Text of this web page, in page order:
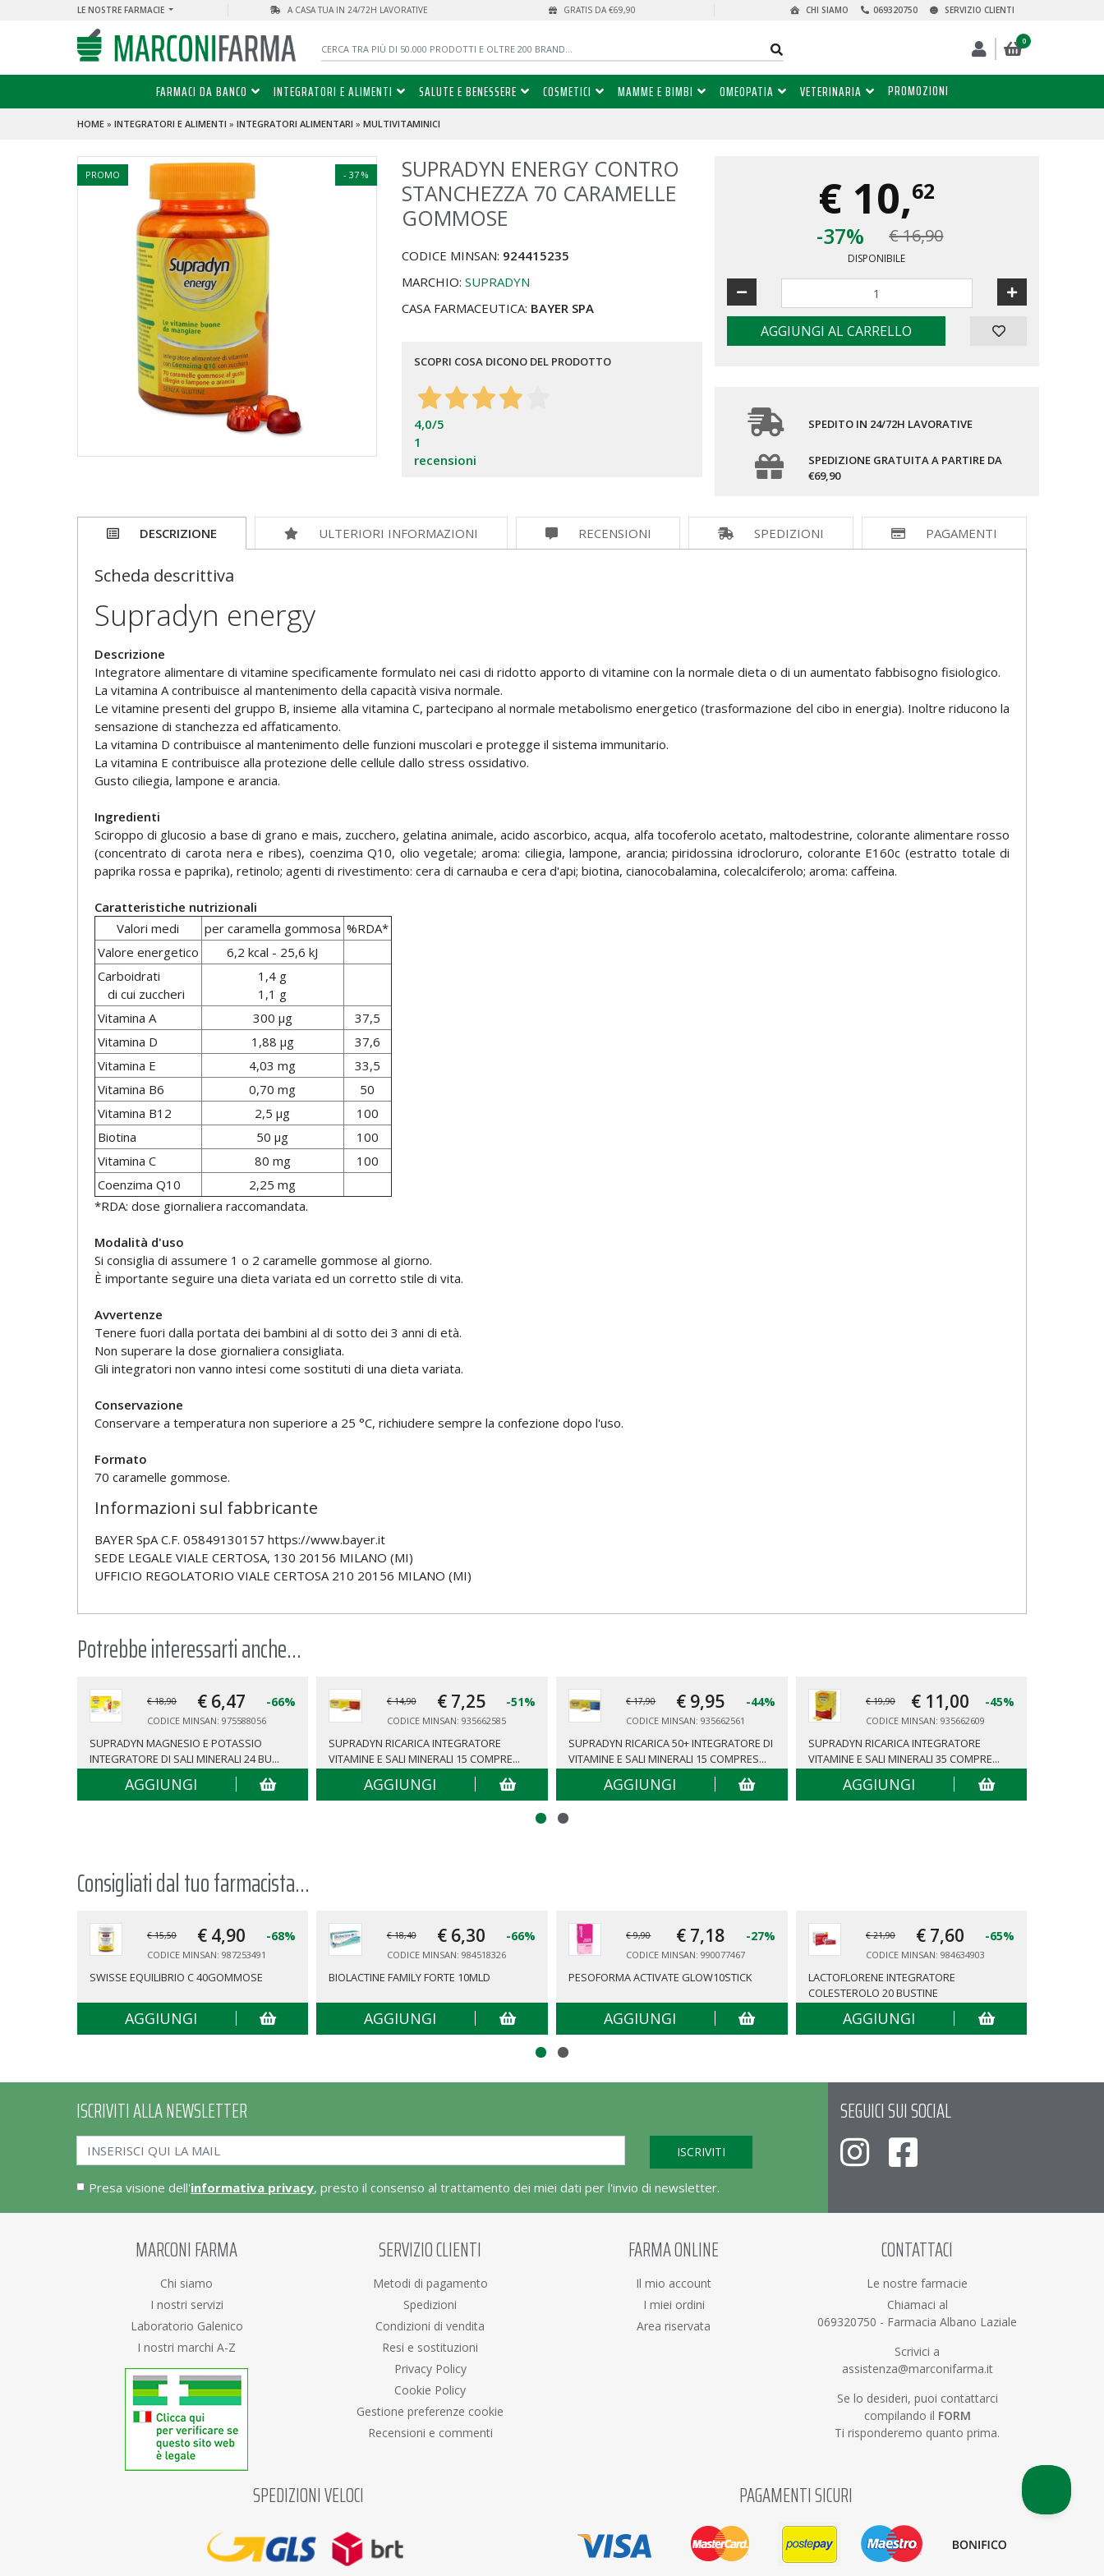
LE NOSTRE FARMACIE A CASA TUA IN 24/72H LAVORATIVE GRATIS DA €69,90 SERVIZIO CLIENTI
069320750
CHI SIAMO
0
FARMACI DA BANCO INTEGRATORI E ALIMENTI SALUTE E BENESSERE COSMETICI MAMME E BIMBI OMEOPATIA VETERINARIA PROMOZIONI
HOME» INTEGRATORI E ALIMENTI » INTEGRATORI ALIMENTARI » MULTIVITAMINICI
- 37 %
PROMO
SUPRADYN ENERGY CONTRO
STANCHEZZA 70 CARAMELLE
GOMMOSE
CODICE MINSAN: 924415235
MARCHIO:SUPRADYN
CASA FARMACEUTICA: BAYER SPA
SCOPRI COSA DICONO DEL PRODOTTO
4,0/5
1
recensioni
€ 10,62
-37%
€ 16,90
DISPONIBILE
AGGIUNGI AL CARRELLO
SPEDITO IN 24/72H LAVORATIVE
SPEDIZIONE GRATUITA A PARTIRE DA
€69,90
DESCRIZIONE ULTERIORI INFORMAZIONI RECENSIONI SPEDIZIONI PAGAMENTI
Scheda descrittiva
Supradyn energy
Descrizione
Integratore alimentare di vitamine specificamente formulato nei casi di ridotto apporto di vitamine con la normale dieta o di un aumentato fabbisogno fisiologico.
La vitamina A contribuisce al mantenimento della capacità visiva normale.
Le vitamine presenti del gruppo B, insieme alla vitamina C, partecipano al normale metabolismo energetico (trasformazione del cibo in energia). Inoltre riducono la
sensazione di stanchezza ed affaticamento.
La vitamina D contribuisce al mantenimento delle funzioni muscolari e protegge il sistema immunitario.
La vitamina E contribuisce alla protezione delle cellule dallo stress ossidativo.
Gusto ciliegia, lampone e arancia.
Ingredienti
Sciroppo di glucosio a base di grano e mais, zucchero, gelatina animale, acido ascorbico, acqua, alfa tocoferolo acetato, maltodestrine, colorante alimentare rosso
(concentrato di carota nera e ribes), coenzima Q10, olio vegetale; aroma: ciliegia, lampone, arancia; piridossina idrocloruro, colorante E160c (estratto totale di
paprika rossa e paprika), retinolo; agenti di rivestimento: cera di carnauba e cera d'api; biotina, cianocobalamina, colecalciferolo; aroma: caffeina.
Caratteristiche nutrizionali
Valori medi
per caramella gommosa %RDA*
Valore energetico
6,2 kcal - 25,6 kJ
Carboidrati
di cui zuccheri
1,4 g
1,1 g
Vitamina A
300 µg
37,5
Vitamina D
1,88 µg
37,6
Vitamina E
4,03 mg
33,5
Vitamina B6
0,70 mg
50
Vitamina B12
2,5 µg
100
Biotina
50 µg
100
Vitamina C
80 mg
100
Coenzima Q10
2,25 mg
*RDA: dose giornaliera raccomandata.
Modalità d'uso
Si consiglia di assumere 1 o 2 caramelle gommose al giorno.
È importante seguire una dieta variata ed un corretto stile di vita.
Avvertenze
Tenere fuori dalla portata dei bambini al di sotto dei 3 anni di età.
Non superare la dose giornaliera consigliata.
Gli integratori non vanno intesi come sostituti di una dieta variata.
Conservazione
Conservare a temperatura non superiore a 25 °C, richiudere sempre la confezione dopo l'uso.
Formato
70 caramelle gommose.
Informazioni sul fabbricante
BAYER SpA C.F. 05849130157 https://www.bayer.it
SEDE LEGALE VIALE CERTOSA, 130 20156 MILANO (MI)
UFFICIO REGOLATORIO VIALE CERTOSA 210 20156 MILANO (MI)
Potrebbe interessarti anche...
€ 18,90 € 6,47 -66%
CODICE MINSAN: 975588056
SUPRADYN MAGNESIO E POTASSIO
INTEGRATORE DI SALI MINERALI 24 BU...
AGGIUNGI
€ 14,90 € 7,25 -51%
CODICE MINSAN: 935662585
SUPRADYN RICARICA INTEGRATORE
VITAMINE E SALI MINERALI 15 COMPRE...
AGGIUNGI
€ 17,90 € 9,95 -44%
CODICE MINSAN: 935662561
SUPRADYN RICARICA 50+ INTEGRATORE DI
VITAMINE E SALI MINERALI 15 COMPRES...
AGGIUNGI
€ 19,90 € 11,00 -45%
CODICE MINSAN: 935662609
SUPRADYN RICARICA INTEGRATORE
VITAMINE E SALI MINERALI 35 COMPRE...
AGGIUNGI
Consigliati dal tuo farmacista...
€ 15,50 € 4,90 -68%
CODICE MINSAN: 987253491
SWISSE EQUILIBRIO C 40GOMMOSE
AGGIUNGI
€ 18,40 € 6,30 -66%
CODICE MINSAN: 984518326
BIOLACTINE FAMILY FORTE 10MLD
AGGIUNGI
€ 9,90 € 7,18 -27%
CODICE MINSAN: 990077467
PESOFORMA ACTIVATE GLOW10STICK
AGGIUNGI
€ 21,90 € 7,60 -65%
CODICE MINSAN: 984634903
LACTOFLORENE INTEGRATORE
COLESTEROLO 20 BUSTINE
AGGIUNGI
ISCRIVITI ALLA NEWSLETTER
Presa visione dell'informativa privacy, presto il consenso al trattamento dei miei dati per l'invio di newsletter.
SEGUICI SUI SOCIAL
MARCONI FARMA
Chi siamo
I nostri servizi
Laboratorio Galenico
I nostri marchi A-Z
SERVIZIO CLIENTI
Metodi di pagamento
Spedizioni
Condizioni di vendita
Resi e sostituzioni
Privacy Policy
Cookie Policy
Gestione preferenze cookie
Recensioni e commenti
FARMA ONLINE
Il mio account
I miei ordini
Area riservata
CONTATTACI
Le nostre farmacie
Chiamaci al
069320750 - Farmacia Albano Laziale
Scrivici a
assistenza@marconifarma.it
Se lo desideri, puoi contattarci
compilando il FORM
Ti risponderemo quanto prima.
SPEDIZIONI VELOCI PAGAMENTI SICURI